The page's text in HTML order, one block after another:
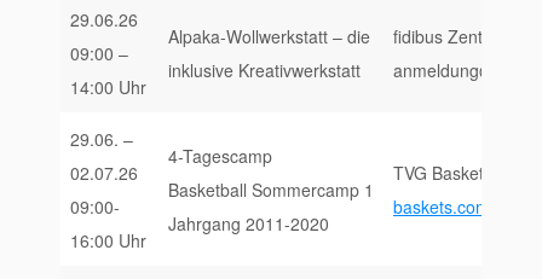
29.06.26
09:00 –
14:00 Uhr
Alpaka-Wollwerkstatt – die
inklusive Kreativwerkstatt
fidibus Zentrum
29.06. –
02.07.26
09:00-
16:00 Uhr
4-Tagescamp
Basketball Sommercamp 1
Jahrgang 2011-2020
TVG Baskets Trier
baskets.com/